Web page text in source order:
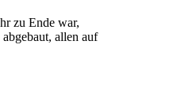
zu Ende war,
allen auf